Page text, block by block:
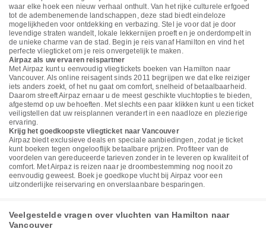
waar elke hoek een nieuw verhaal onthult. Van het rijke culturele erfgoed
tot de adembenemende landschappen, deze stad biedt eindeloze
mogelijkheden voor ontdekking en verbazing. Stel je voor dat je door
levendige straten wandelt, lokale lekkernijen proeft en je onderdompelt in
de unieke charme van de stad. Begin je reis vanaf Hamilton en vind het
perfecte vliegticket om je reis onvergetelijk te maken.
Airpaz als uw ervaren reispartner
Met Airpaz kunt u eenvoudig vliegtickets boeken van Hamilton naar
Vancouver. Als online reisagent sinds 2011 begrijpen we dat elke reiziger
iets anders zoekt, of het nu gaat om comfort, snelheid of betaalbaarheid.
Daarom streeft Airpaz ernaar u de meest geschikte vluchtopties te bieden,
afgestemd op uw behoeften. Met slechts een paar klikken kunt u een ticket
veiligstellen dat uw reisplannen verandert in een naadloze en plezierige
ervaring.
Krijg het goedkoopste vliegticket naar Vancouver
Airpaz biedt exclusieve deals en speciale aanbiedingen, zodat je ticket
kunt boeken tegen ongelooflijk betaalbare prijzen. Profiteer van de
voordelen van gereduceerde tarieven zonder in te leveren op kwaliteit of
comfort. Met Airpaz is reizen naar je droombestemming nog nooit zo
eenvoudig geweest. Boek je goedkope vlucht bij Airpaz voor een
uitzonderlijke reiservaring en onverslaanbare besparingen.
Veelgestelde vragen over vluchten van Hamilton naar
Vancouver